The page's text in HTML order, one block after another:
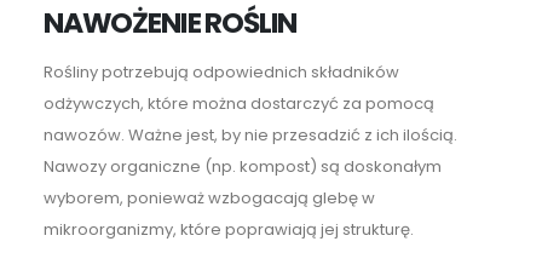
NAWOŻENIE ROŚLIN
Rośliny potrzebują odpowiednich składników
odżywczych, które można dostarczyć za pomocą
nawozów. Ważne jest, by nie przesadzić z ich ilością.
Nawozy organiczne (np. kompost) są doskonałym
wyborem, ponieważ wzbogacają glebę w
mikroorganizmy, które poprawiają jej strukturę.